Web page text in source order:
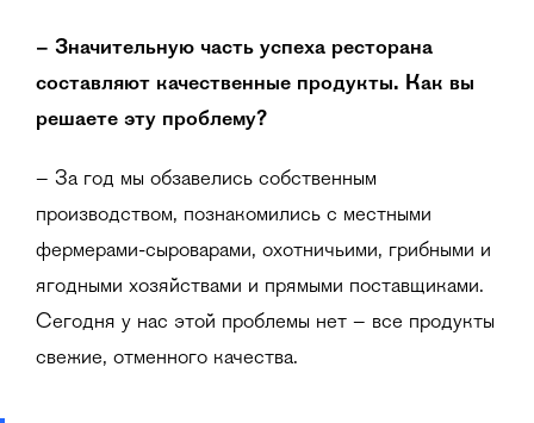
– Значительную часть успеха ресторана
составляют качественные продукты. Как вы
решаете эту проблему?
– За год мы обзавелись собственным
производством, познакомились с местными
фермерами-сыроварами, охотничьими, грибными и
ягодными хозяйствами и прямыми поставщиками.
Сегодня у нас этой проблемы нет – все продукты
свежие, отменного качества.